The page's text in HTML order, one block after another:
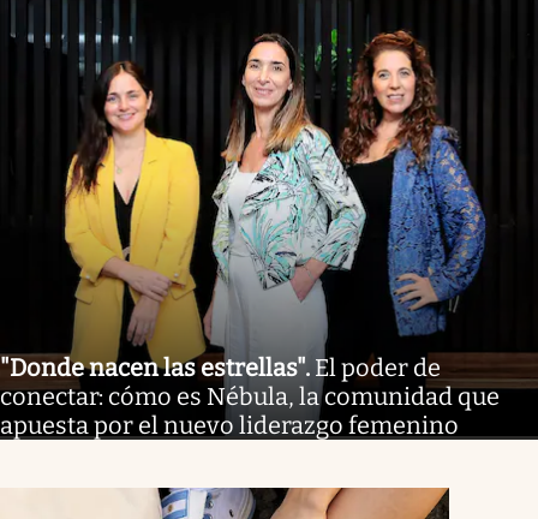
"Donde nacen las estrellas". El poder de
conectar: cómo es Nébula, la comunidad que
apuesta por el nuevo liderazgo femenino